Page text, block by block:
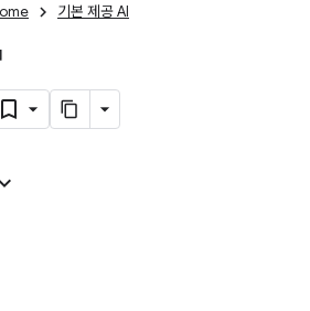
기본 제공 AI